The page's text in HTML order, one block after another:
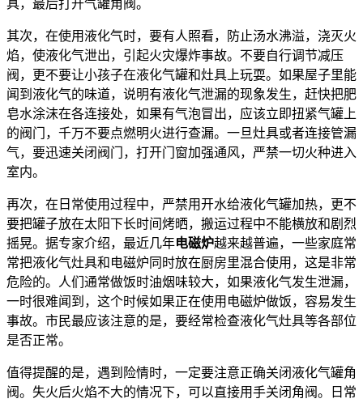
具，最后打开气罐角阀。
其次，在使用液化气时，要有人照看，防止汤水沸溢，浇灭火
焰，使液化气泄出，引起火灾爆炸事故。不要自行调节减压
阀，更不要让小孩子在液化气罐和灶具上玩耍。如果屋子里能
闻到液化气的味道，说明有液化气泄漏的现象发生，赶快把肥
皂水涂沫在各连接处，如果有气泡冒出，应该立即扭紧气罐上
的阀门，千万不要点燃明火进行查漏。一旦灶具或者连接管漏
气，要迅速关闭阀门，打开门窗加强通风，严禁一切火种进入
室内。
再次，在日常使用过程中，严禁用开水给液化气罐加热，更不
要把罐子放在太阳下长时间烤晒，搬运过程中不能横放和剧烈
摇晃。据专家介绍，最近几年电磁炉越来越普遍，一些家庭常
常把液化气灶具和电磁炉同时放在厨房里混合使用，这是非常
危险的。人们通常做饭时油烟味较大，如果液化气发生泄漏，
一时很难闻到，这个时候如果正在使用电磁炉做饭，容易发生
事故。市民最应该注意的是，要经常检查液化气灶具等各部位
是否正常。
值得提醒的是，遇到险情时，一定要注意正确关闭液化气罐角
阀。失火后火焰不大的情况下，可以直接用手关闭角阀。日常